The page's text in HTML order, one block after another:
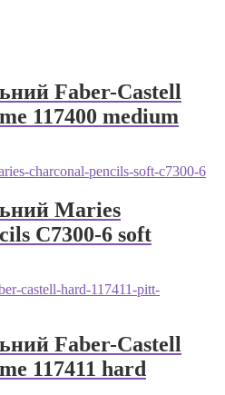
Faber-Castell
117400 medium
Maries
C7300-6 soft
Faber-Castell
117411 hard